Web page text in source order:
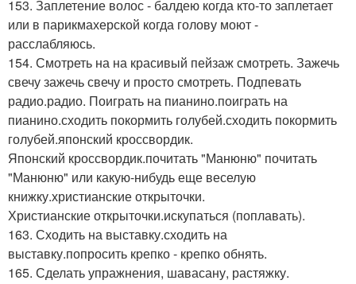
153. Заплетение волос - балдею когда кто-то заплетает
или в парикмахерской когда голову моют -
расслабляюсь.
154. Смотреть на на красивый пейзаж смотреть. Зажечь
свечу зажечь свечу и просто смотреть. Подпевать
радио.радио. Поиграть на пианино.поиграть на
пианино.сходить покормить голубей.сходить покормить
голубей.японский кроссвордик.
Японский кроссвордик.почитать "Манюню" почитать
"Манюню" или какую-нибудь еще веселую
книжку.христианские открыточки.
Христианские открыточки.искупаться (поплавать).
163. Сходить на выставку.сходить на
выставку.попросить крепко - крепко обнять.
165. Сделать упражнения, шавасану, растяжку.